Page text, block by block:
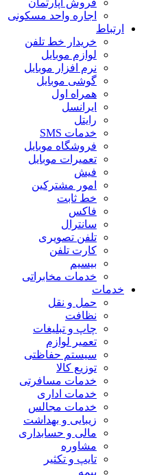
فروش آپارتمان
اجاره واحد مسکونی
ارتباط
خریدار خط تلفن
لوازم موبایل
نرم افزار موبایل
گوشی موبایل
همراه اول
ایرانسل
رایتل
خدمات SMS
فروشگاه موبایل
تعمیرات موبایل
فیش
امور مشترکین
خط ثابت
فاکس
سانترال
تلفن تصویری
کارت تلفن
بیسیم
خدمات مخابراتی
خدمات
حمل و نقل
نظافت
چاپ و تبلیغات
تعمیر لوازم
سیستم حفاظتی
توزیع کالا
خدمات مسافرتی
خدمات اداری
خدمات مجالس
زیبایی و بهداشت
مالی و حسابداری
مشاوره
تایپ و تکثیر
بیمه